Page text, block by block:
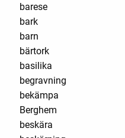
barese
bark
barn
bärtork
basilika
begravning
bekämpa
Berghem
beskära